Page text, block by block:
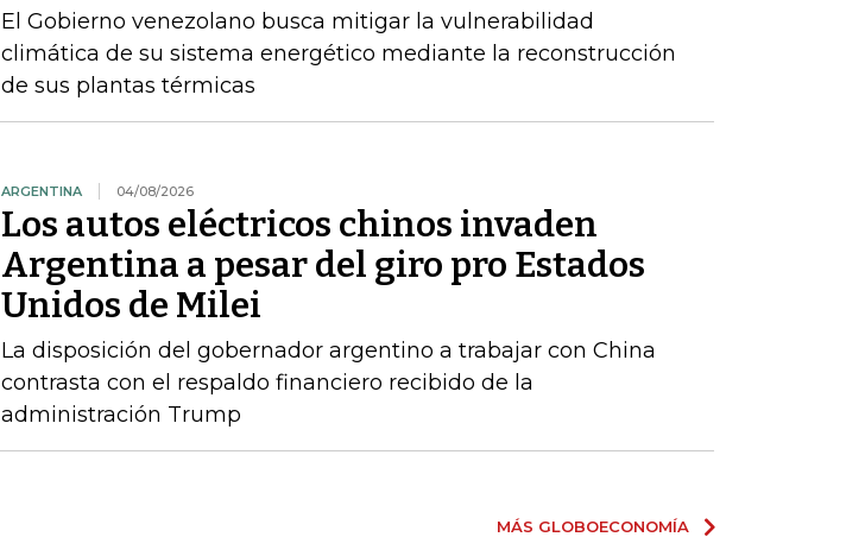
El Gobierno venezolano busca mitigar la vulnerabilidad
climática de su sistema energético mediante la reconstrucción
de sus plantas térmicas
ARGENTINA 04/08/2026
Los autos eléctricos chinos invaden
Argentina a pesar del giro pro Estados
Unidos de Milei
La disposición del gobernador argentino a trabajar con China
contrasta con el respaldo financiero recibido de la
administración Trump
MÁS GLOBOECONOMÍA